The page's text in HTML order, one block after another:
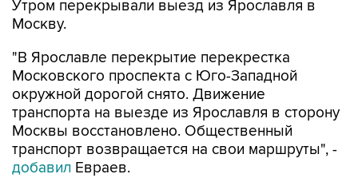
Утром перекрывали выезд из Ярославля в
Москву.
"В Ярославле перекрытие перекрестка
Московского проспекта с Юго-Западной
окружной дорогой снято. Движение
транспорта на выезде из Ярославля в сторону
Москвы восстановлено. Общественный
транспорт возвращается на свои маршруты", -
добавил Евраев.